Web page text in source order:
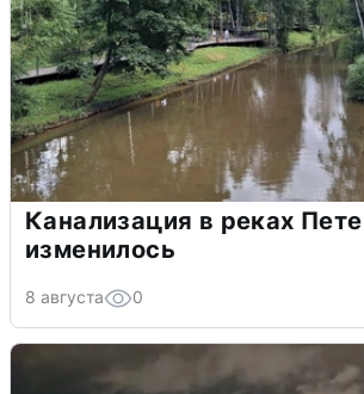
Канализация в реках
изменилось
8 августа 0